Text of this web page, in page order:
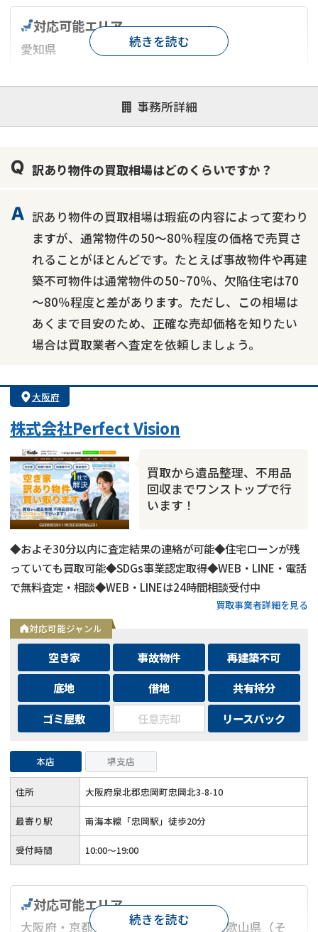
事務所詳細
対応可能エリア
愛知県
対応が親身 オンライン面談可能
レスポンスが早い
1億円以上の買取可
続きを読む
訳あり物件の買取相場はどのくらいですか？
訳あり物件の買取相場は瑕疵の内容によって変わり
ますが、通常物件の50～80％程度の価格で売買さ
れることがほとんどです。たとえば事故物件や再建
築不可物件は通常物件の50~70％、欠陥住宅は70
～80％程度と差があります。ただし、この相場は
あくまで目安のため、正確な売却価格を知りたい
場合は買取業者へ査定を依頼しましょう。
大阪府
株式会社Perfect Vision
買取から遺品整理、不用品
回収までワンストップで行
います！
◆およそ30分以内に査定結果の連絡が可能◆住宅ローンが残
っていても買取可能◆SDGs事業認定取得◆WEB・LINE・電話
で無料査定・相談◆WEB・LINEは24時間相談受付中
買取事業者詳細を見る
対応可能ジャンル
空き家 事故物件
再建築不可
底地
借地
共有持分
ゴミ屋敷
任意売却 リースバック
本店 堺支店
住所 大阪府泉北郡忠岡町忠岡北3-8-10
最寄り駅 南海本線「忠岡駅」徒歩20分
受付時間 10:00～19:00
対応可能エリア
大阪府・京都府・兵庫県・奈良県・和歌山県（そ
続きを読む